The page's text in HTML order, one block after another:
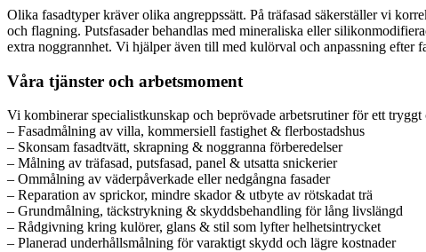
Olika fasadtyper kräver olika angreppssätt. På träfasad säkerställer vi
och flagning. Putsfasader behandlas med mineraliska eller
extra noggrannhet. Vi hjälper även till med kulörval och anpassning
Våra tjänster och arbetsmoment
Vi kombinerar specialistkunskap och beprövade arbetsrutiner för ett tryggt
– Fasadmålning av villa, kommersiell fastighet & flerbostadshus
– Skonsam fasadtvätt, skrapning & noggranna förberedelser
– Målning av träfasad, putsfasad, panel & utsatta snickerier
– Ommålning av väderpåverkade eller nedgångna fasader
– Reparation av sprickor, mindre skador & utbyte av rötskadat trä
– Grundmålning, täckstrykning & skyddsbehandling för lång livslängd
– Rådgivning kring kulörer, glans & stil som lyfter helhetsintrycket
– Planerad underhållsmålning för varaktigt skydd och lägre kostnader